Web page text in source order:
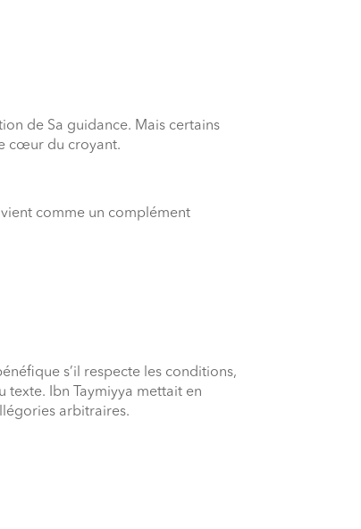
de Sa guidance. Mais certains
cœur du croyant.
comme un complément
s’il respecte les conditions,
texte. Ibn Taymiyya mettait en
arbitraires.